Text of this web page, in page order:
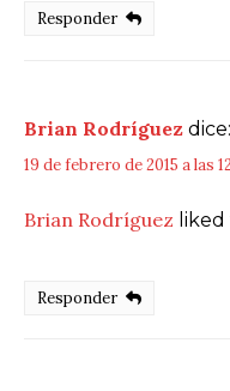
Responder
Brian Rodríguez dice:
19 de febrero de 2015 a las
Brian Rodríguez
Responder